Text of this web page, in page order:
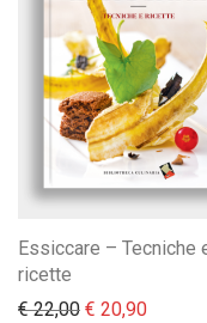
Essiccare – Tecniche
ricette
€22,00 Il prezzo
€ 20,90Il